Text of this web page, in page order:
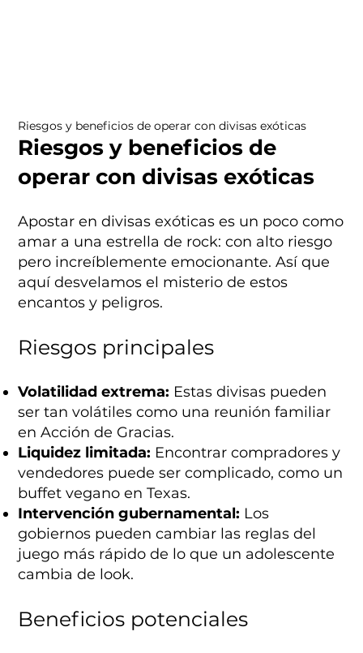
Riesgos y beneficios de operar con divisas exóticas
Riesgos y beneficios de
operar con divisas exóticas
Apostar en divisas exóticas es un poco como
amar a una estrella de rock: con alto riesgo
pero increíblemente emocionante. Así que
aquí desvelamos el misterio de estos
encantos y peligros.
Riesgos principales
Volatilidad extrema: Estas divisas pueden
ser tan volátiles como una reunión familiar
en Acción de Gracias.
Liquidez limitada: Encontrar compradores y
vendedores puede ser complicado, como un
buffet vegano en Texas.
Intervención gubernamental: Los
gobiernos pueden cambiar las reglas del
juego más rápido de lo que un adolescente
cambia de look.
Beneficios potenciales